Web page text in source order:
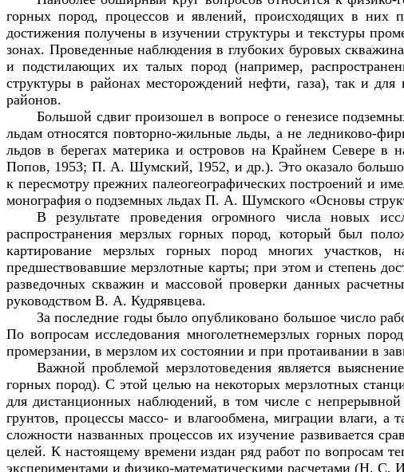
горных пород, процессов и явлений, происходящих в них
достижения получены в изучении структуры и текстуры
зонах. Проведенные наблюдения в глубоких буровых
и подстилающих их талых пород (например,
структуры в районах месторождений нефти, газа), так и
районов.
Большой сдвиг произошел в вопросе о генезисе
льдам относятся повторно-жильные льды, а не ледниково-
льдов в берегах материка и островов на Крайнем Севере в
Попов, 1953; П. А. Шумский, 1952, и др.). Это оказало
к пересмотру прежних палеогеографических построений и
монография о подземных льдах П. А. Шумского «Основы
В результате проведения огромного числа новых
распространения мерзлых горных пород, который был
картирование мерзлых горных пород многих участков,
предшествовавшие мерзлотные карты; при этом и степень
разведочных скважин и массовой проверки данных
руководством В. А. Кудрявцева.
За последние годы было опубликовано большое число
По вопросам исследования многолетнемерзлых горных
промерзании, в мерзлом их состоянии и при протаивании в
Важной проблемой мерзлотоведения является
горных пород). С этой целью на некоторых мерзлотных
для дистанционных наблюдений, в том числе с
грунтов, процессы массо- и влагообмена, миграции влаги, а
сложности названных процессов их изучение развивается
целей. К настоящему времени издан ряд работ по вопросам
экспериментами и физико-математическими расчетами (Н.